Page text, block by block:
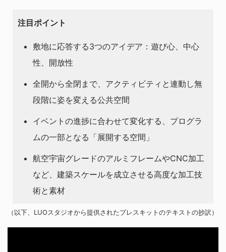
注目ポイント
敷地に応答する3つのアイデア：遊び心、中心
性、開放性
全開から全閉まで、アクティビティと連動し無
段階に姿を変える公共空間
イベントの進捗に合わせて変化する、プログラ
ムの一部となる「展開する空間」
航空宇宙グレードのアルミフレームやCNC加工
など、建築スケールを成立させる高度な加工技
術と素材
（以下、LUOスタジオから提供されたプレスキットのテキストの抄訳）